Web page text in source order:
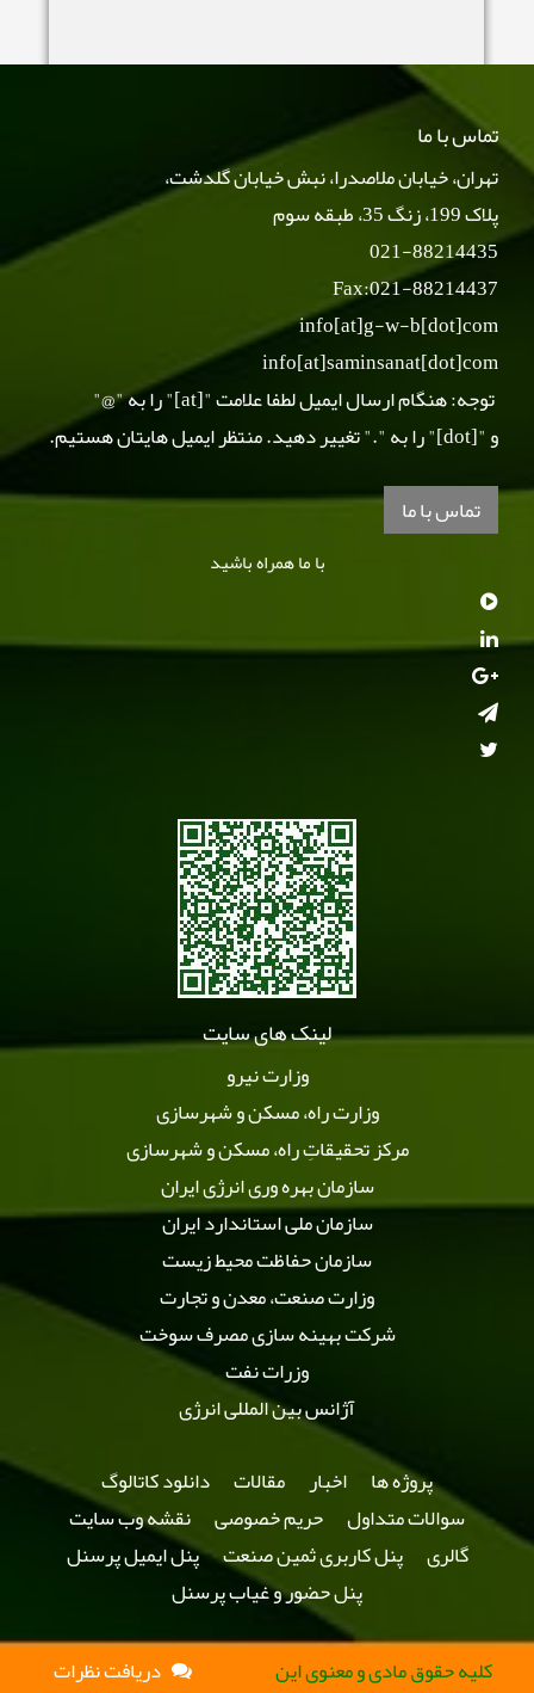
تماس با ما
تهران، خیابان ملاصدرا، نبش خیابان گلدشت،
پلاک 199، زنگ 35، طبقه سوم
021-88214435
Fax:021-88214437
info[at]g-w-b[dot]com
info[at]saminsanat[dot]com
توجه: هنگام ارسال ایمیل لطفا علامت "[at]" را به "@"
و "[dot]" را به "." تغییر دهید. منتظر ایمیل هایتان هستیم.
تماس با ما
با ما همراه باشید
لینک های سایت
وزارت نیرو
وزارت راه، مسکن و شهرسازی
مرکز تحقیقاتِ راه، مسکن و شهرسازی
سازمان بهره وری انرژی ایران
سازمان ملی استاندارد ایران
سازمان حفاظت محیط زیست
وزارت صنعت، معدن و تجارت
شرکت بهینه سازی مصرف سوخت
وزرات نفت
آژانس بین المللی انرژی
پروژه ها
اخبار مقالات دانلود کاتالوگ
سوالات متداول
حریم خصوصی نقشه وب سایت
گالری
پنل کاربری ثمین صنعت پنل ایمیل پرسنل
پنل حضور و غیاب پرسنل
کلیه حقوق مادی و معنوی این
دریافت نظرات